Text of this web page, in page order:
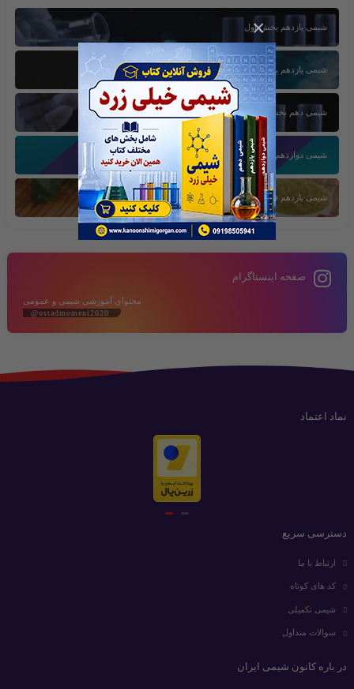
×
شیمی یازدهم بخش اول
شیمی یازدهم بخش سوم
شیمی دهم بخش اول
شیمی دوازدهم بخش سوم
شیمی یازدهم فصل دوم
صفحه اینستاگرام
محتوای آموزشی شیمی و عمومی
@ostadmomeni2020
نماد اعتماد
دسترسی سریع
ارتباط با ما
کد های کوتاه
شیمی تکمیلی
سوالات متداول
در باره کانون شیمی ایران